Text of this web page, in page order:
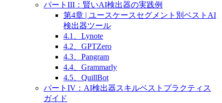
パートIII：賢いAI検出器の実践例
第4章 | ユースケースセグメント別ベストAI
検出器ツール
4.1、Lynote
4.2、GPTZero
4.3、Pangram
4.4、Grammarly
4.5、QuillBot
パートIV：AI検出器スキルベストプラクティス
ガイド